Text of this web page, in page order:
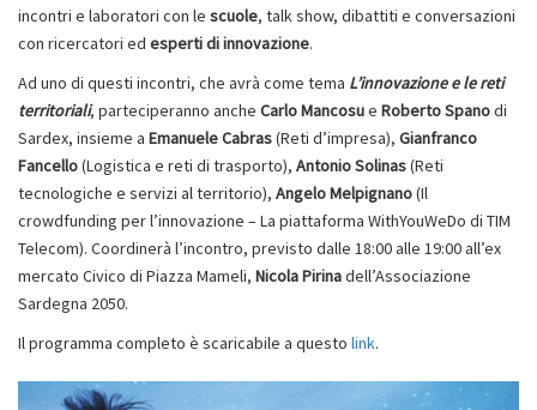
incontri e laboratori con le scuole, talk show, dibattiti e conversazioni
con ricercatori ed esperti di innovazione.
Ad uno di questi incontri, che avrà come tema L’innovazione e le reti
territoriali, parteciperanno anche Carlo Mancosue Roberto Spanodi
Sardex, insieme a Emanuele Cabras(Reti d’impresa), Gianfranco
Fancello(Logistica e reti di trasporto), Antonio Solinas(Reti
tecnologiche e servizi al territorio), Angelo Melpignano(Il
crowdfunding per l’innovazione – La piattaforma WithYouWeDo di TIM
Telecom). Coordinerà l’incontro, previsto dalle 18:00 alle 19:00 all’ex
mercato Civico di Piazza Mameli, Nicola Pirinadell’Associazione
Sardegna 2050.
Il programma completo è scaricabile a questo link.